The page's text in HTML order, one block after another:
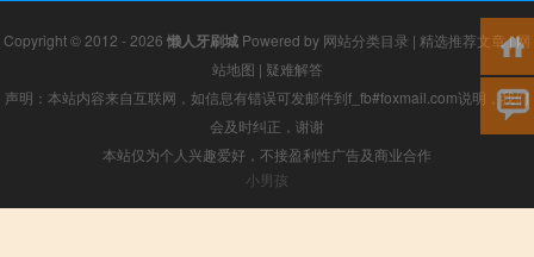
Copyright © 2012 - 2026 懒人牙刷城 Powered by 网站分类目录 | 精选推荐文章|网
站地图 | 疑难解答
声明：本站内容来自互联网，如信息有错误可发邮件到f_fb#foxmail.com说明，我们
会及时纠正，谢谢
本站仅为个人兴趣爱好，不接盈利性广告及商业合作
小男孩